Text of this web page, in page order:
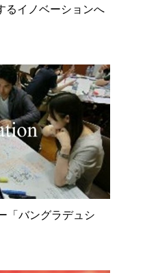
るイノベーションへ
「バングラデュシ